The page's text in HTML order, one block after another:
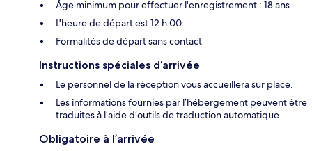
Âge minimum pour effectuer l'enregistrement : 18 ans
L'heure de départ est 12 h 00
Formalités de départ sans contact
Instructions spéciales d’arrivée
Le personnel de la réception vous accueillera sur place.
Les informations fournies par l’hébergement peuvent être
traduites à l’aide d’outils de traduction automatique
Obligatoire à l’arrivée